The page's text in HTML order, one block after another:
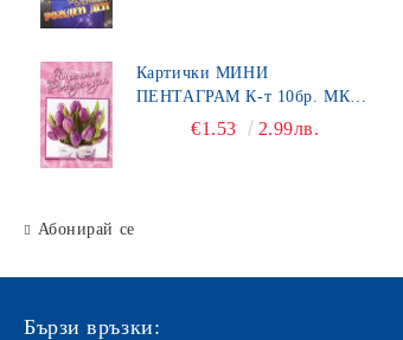
Картички МИНИ
ПЕНТАГРАМ К-т 10бр. МК
€1.53 2.99лв.
Абонирай се
Бързи връзки: